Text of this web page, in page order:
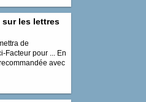
sur les lettres
de
Facteur pour ... En
avec